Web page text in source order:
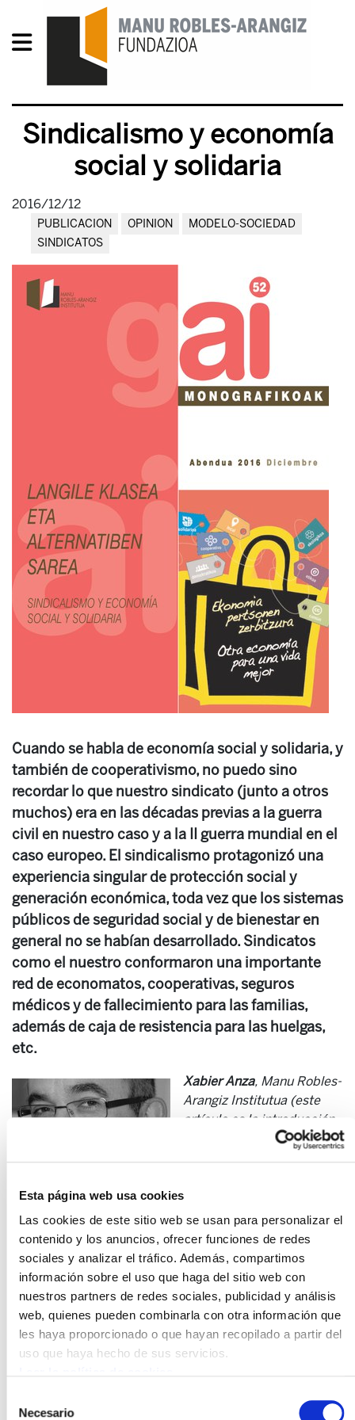
Esta página web usa cookies
Las cookies de este sitio web se usan para personalizar el
contenido y los anuncios, ofrecer funciones de redes
sociales y analizar el tráfico. Además, compartimos
información sobre el uso que haga del sitio web con
nuestros partners de redes sociales, publicidad y análisis
web, quienes pueden combinarla con otra información que
les haya proporcionado o que hayan recopilado a partir del
uso que haya hecho de sus servicios.
Necesario
Sindicalismo y economía
social y solidaria
2016/12/12
PUBLICACION OPINION
MODELO-SOCIEDAD
SINDICATOS
Cuando se habla de economía social y solidaria, y
también de cooperativismo, no puedo sino
recordar lo que nuestro sindicato (junto a otros
muchos) era en las décadas previas a la guerra
civil en nuestro caso y a la II guerra mundial en el
caso europeo. El sindicalismo protagonizó una
experiencia singular de protección social y
generación económica, toda vez que los sistemas
públicos de seguridad social y de bienestar en
general no se habían desarrollado. Sindicatos
como el nuestro conformaron una importante
red de economatos, cooperativas, seguros
médicos y de fallecimiento para las familias,
además de caja de resistencia para las huelgas,
etc.
Xabier Anza, Manu Robles-
Arangiz Institutua (este
artículo es la introducción
Gai Monografikoak 52:
estados dejan de garantizar la protección por el
imperativo de la austeridad, cuando se aplican sin
misericordia las políticas de ajuste estructural, además
del consiguiente empobrecimiento de las masas
populares, se están creando lo que algunos han venido a
llamar vacíos de estado. ¿Quién va a proteger cuando
los estados no protegen? El sindicalismo de clase tiene
una gran responsabilidad en esta hora. Desde nuestra
porque no cualquier cosa ocupe esos vacíos. Y debemos